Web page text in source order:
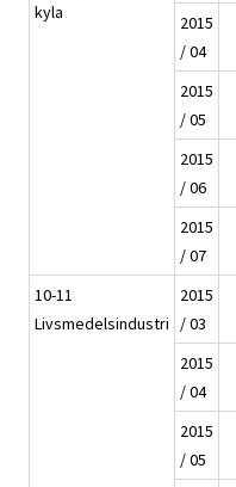
kyla
2015
/ 04
2015
/ 05
2015
/ 06
2015
/ 07
10-11
Livsmedelsindustri
2015
/ 03
2015
/ 04
2015
/ 05